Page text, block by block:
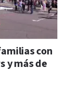
con
y más de